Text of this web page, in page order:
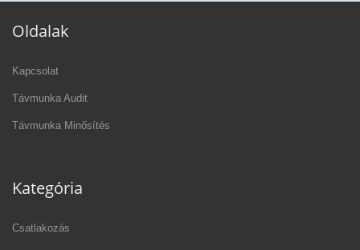
Oldalak
Kapcsolat
Távmunka Audit
Távmunka Minősítés
Kategória
Csatlakozás